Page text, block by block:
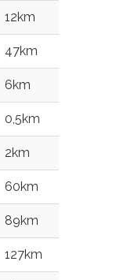
12km
47km
6km
0,5km
2km
60km
89km
127km